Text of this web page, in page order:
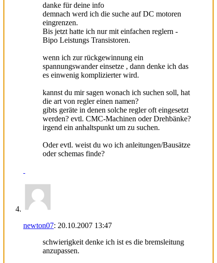
danke für deine info
demnach werd ich die suche auf DC motoren
eingrenzen.
Bis jetzt hatte ich nur mit einfachen reglern -
Bipo Leistungs Transistoren.
wenn ich zur rückgewinnung ein
spannungswander einsetze , dann denke ich das
es einwenig komplizierter wird.
kannst du mir sagen wonach ich suchen soll, hat
die art von regler einen namen?
gibts geräte in denen solche regler oft eingesetzt
werden? evtl. CMC-Machinen oder Drehbänke?
irgend ein anhaltspunkt um zu suchen.
Oder evtl. weist du wo ich anleitungen/Bausätze
oder schemas finde?
newton07: 20.10.2007 13:47
schwierigkeit denke ich ist es die bremsleitung
anzupassen.